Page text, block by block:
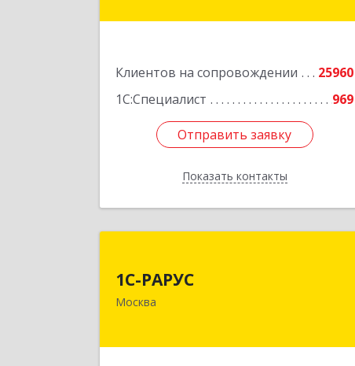
Клиентов на сопровождении
25960
1С:Специалист
969
Отправить заявку
Показать контакты
Отправить заявку
Назад
1С-РАРУС
Москва
Подробнее